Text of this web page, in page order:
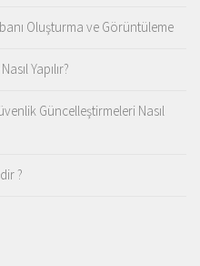
Oluşturma ve Görüntüleme
Yapılır?
Güncelleştirmeleri Nasıl
?